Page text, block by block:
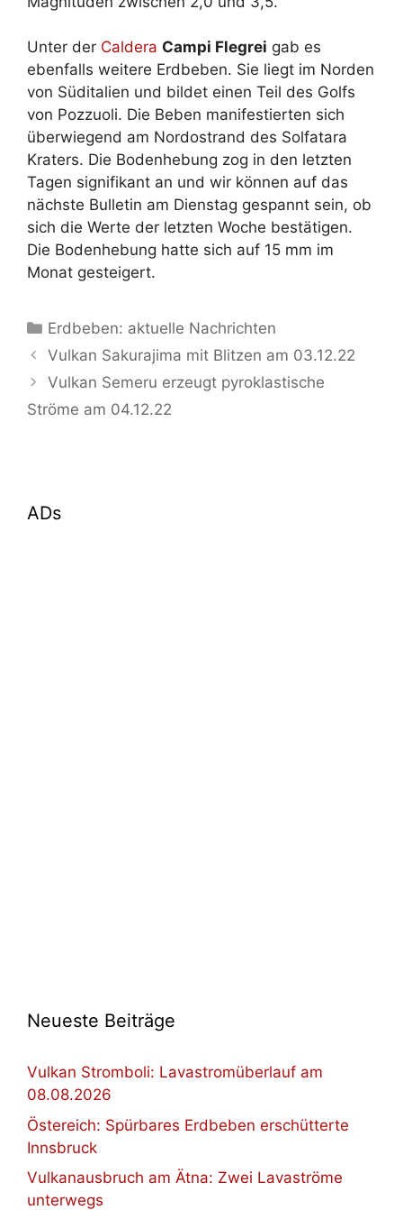
Unter der Caldera Campi Flegrei gab es
ebenfalls weitere Erdbeben. Sie liegt im Norden
von Süditalien und bildet einen Teil des Golfs
von Pozzuoli. Die Beben manifestierten sich
überwiegend am Nordostrand des Solfatara
Kraters. Die Bodenhebung zog in den letzten
Tagen signifikant an und wir können auf das
nächste Bulletin am Dienstag gespannt sein, ob
sich die Werte der letzten Woche bestätigen.
Die Bodenhebung hatte sich auf 15 mm im
Monat gesteigert.
Kategorien
Erdbeben: aktuelle Nachrichten
Vulkan Sakurajima mit Blitzen am 03.12.22
Vulkan Semeru erzeugt pyroklastische
Ströme am 04.12.22
ADs
Neueste Beiträge
Vulkan Stromboli: Lavastromüberlauf am
08.08.2026
Östereich: Spürbares Erdbeben erschütterte
Innsbruck
Vulkanausbruch am Ätna: Zwei Lavaströme
unterwegs